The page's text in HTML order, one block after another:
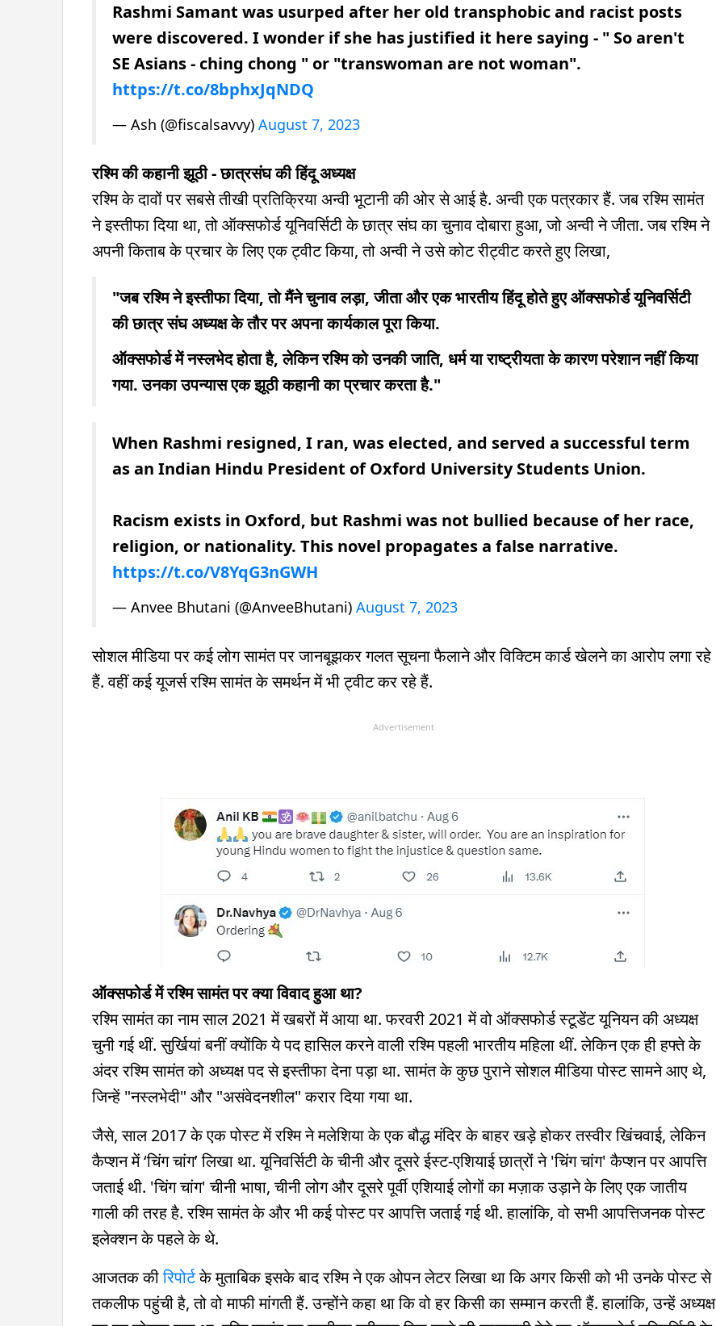
Rashmi Samant was usurped after her old transphobic and racist posts
were discovered. I wonder if she has justified it here saying - " So aren't
SE Asians - ching chong " or "transwoman are not woman".
https://t.co/8bphxJqNDQ
— Ash (@fiscalsavvy) August 7, 2023
रश्मि की कहानी झूठी - छात्रसंघ की हिंदू अध्यक्ष
रश्मि के दावों पर सबसे तीखी प्रतिक्रिया अन्वी भूटानी की ओर से आई है. अन्वी एक पत्रकार हैं. जब रश्मि सामंत
ने इस्तीफा दिया था, तो ऑक्सफोर्ड यूनिवर्सिटी के छात्र संघ का चुनाव दोबारा हुआ, जो अन्वी ने जीता. जब रश्मि ने
अपनी किताब के प्रचार के लिए एक ट्वीट किया, तो अन्वी ने उसे कोट रीट्वीट करते हुए लिखा,
"जब रश्मि ने इस्तीफा दिया, तो मैंने चुनाव लड़ा, जीता और एक भारतीय हिंदू होते हुए ऑक्सफोर्ड यूनिवर्सिटी
की छात्र संघ अध्यक्ष के तौर पर अपना कार्यकाल पूरा किया.
ऑक्सफोर्ड में नस्लभेद होता है, लेकिन रश्मि को उनकी जाति, धर्म या राष्ट्रीयता के कारण परेशान नहीं किया
गया. उनका उपन्यास एक झूठी कहानी का प्रचार करता है."
When Rashmi resigned, I ran, was elected, and served a successful term
as an Indian Hindu President of Oxford University Students Union.
Racism exists in Oxford, but Rashmi was not bullied because of her race,
religion, or nationality. This novel propagates a false narrative.
https://t.co/V8YqG3nGWH
— Anvee Bhutani (@AnveeBhutani) August 7, 2023
सोशल मीडिया पर कई लोग सामंत पर जानबूझकर गलत सूचना फैलाने और विक्टिम कार्ड खेलने का आरोप लगा रहे
हैं. वहीं कई यूजर्स रश्मि सामंत के समर्थन में भी ट्वीट कर रहे हैं.
Advertisement
ऑक्सफोर्ड में रश्मि सामंत पर क्या विवाद हुआ था?
रश्मि सामंत का नाम साल 2021 में खबरों में आया था. फरवरी 2021 में वो ऑक्सफोर्ड स्टूडेंट यूनियन की अध्यक्ष
चुनी गई थीं. सुर्खियां बनीं क्योंकि ये पद हासिल करने वाली रश्मि पहली भारतीय महिला थीं. लेकिन एक ही हफ्ते के
अंदर रश्मि सामंत को अध्यक्ष पद से इस्तीफा देना पड़ा था. सामंत के कुछ पुराने सोशल मीडिया पोस्ट सामने आए थे,
जिन्हें "नस्लभेदी" और "असंवेदनशील" करार दिया गया था.
जैसे, साल 2017 के एक पोस्ट में रश्मि ने मलेशिया के एक बौद्ध मंदिर के बाहर खड़े होकर तस्वीर खिंचवाई, लेकिन
कैप्शन में ‘चिंग चांग’ लिखा था. यूनिवर्सिटी के चीनी और दूसरे ईस्ट-एशियाई छात्रों ने 'चिंग चांग' कैप्शन पर आपत्ति
जताई थी. 'चिंग चांग' चीनी भाषा, चीनी लोग और दूसरे पूर्वी एशियाई लोगों का मज़ाक उड़ाने के लिए एक जातीय
गाली की तरह है. रश्मि सामंत के और भी कई पोस्ट पर आपत्ति जताई गई थी. हालांकि, वो सभी आपत्तिजनक पोस्ट
इलेक्शन के पहले के थे.
आजतक कीरिपोर्टके मुताबिक इसके बाद रश्मि ने एक ओपन लेटर लिखा था कि अगर किसी को भी उनके पोस्ट से
तकलीफ पहुंची है, तो वो माफी मांगती हैं. उन्होंने कहा था कि वो हर किसी का सम्मान करती हैं. हालांकि, उन्हें अध्यक्ष